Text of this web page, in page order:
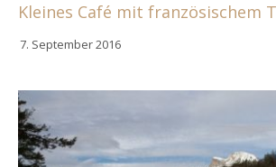
Kleines Café mit französischem
7. September 2016